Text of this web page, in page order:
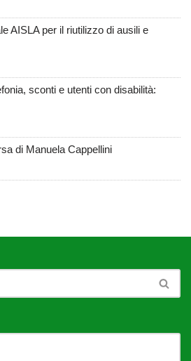
AISLA per il riutilizzo di ausili e
sconti e utenti con disabilità:
di Manuela Cappellini